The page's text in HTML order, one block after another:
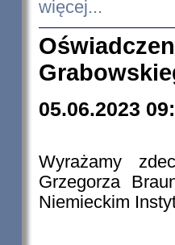
więcej...
05.06.2023
Wyrażamy
Grzegorza
Niemieckim